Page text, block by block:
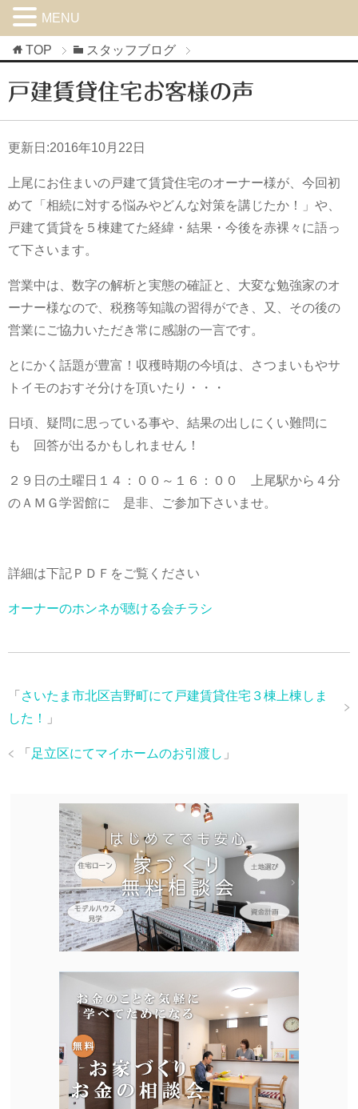
TOP スタッフブログ
戸建賃貸住宅お客様の声
更新日:2016年10月22日
上尾にお住まいの戸建て賃貸住宅のオーナー様が、今回初
めて「相続に対する悩みやどんな対策を講じたか！」や、
戸建て賃貸を５棟建てた経緯・結果・今後を赤裸々に語っ
て下さいます。
営業中は、数字の解析と実態の確証と、大変な勉強家のオ
ーナー様なので、税務等知識の習得ができ、又、その後の
営業にご協力いただき常に感謝の一言です。
とにかく話題が豊富！収穫時期の今頃は、さつまいもやサ
トイモのおすそ分けを頂いたり・・・
日頃、疑問に思っている事や、結果の出しにくい難問に
も 回答が出るかもしれません！
２９日の土曜日１４：００～１６：００ 上尾駅から４分
のＡＭＧ学習館に 是非、ご参加下さいませ。
詳細は下記ＰＤＦをご覧ください
オーナーのホンネが聴ける会チラシ
「 さいたま市北区吉野町にて戸建賃貸住宅３棟上棟しま
した！
」
「 足立区にてマイホームのお引渡し 」
MENU